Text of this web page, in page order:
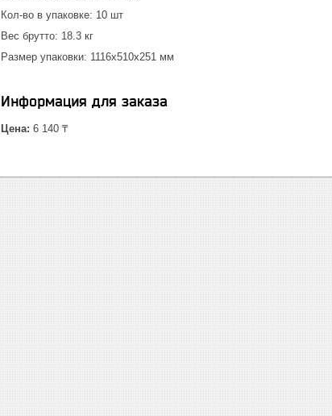
Кол-во в упаковке: 10 шт
Вес брутто: 18.3 кг
Размер упаковки: 1116x510x251 мм
Информация для заказа
Цена: 6 140 ₸